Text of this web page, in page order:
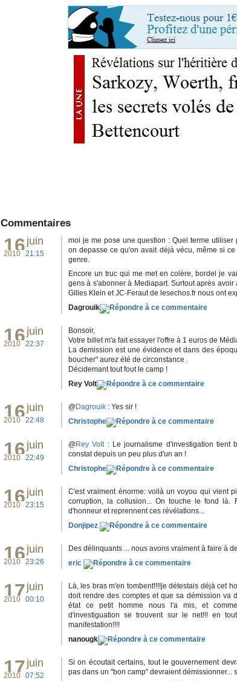
Commentaires
16 juin
2010 21:15
moi je me pose une question : Quel terme
on depasse ce qu'on avait déjà vécu, même si
genre.
Encore un truc qui me met en colère, bordel je
gens à s'abonner à Mediapart. Surtout après
Gilles Klein et JC-Feraut de lesechos.fr nous ont
Dagrouik
16 juin
2010 22:37
Bonsoir,
Votre billet m'a fait essayer l'offre à 1 euros de
La demission est une évidence et dans des
boucher" aurez été de circonstance .
Décidemant tout fout le camp !
Rey Volt
16 juin
2010 22:48
@Dagrouik : Yes sir !
Christophe
16 juin
2010 22:49
@Rey Volt: Le journalisme d'investigation tient
constat depuis un peu plus d'un an !
Christophe
16 juin
2010 23:15
C'est vraiment énorme: voilà un voyou qui vient
corruption, la collusion... On touche le fond
d'honneur et reprennent ces révélations...
Donjipez
16 juin
2010 23:26
Des délinquants ... nous avons vraiment à faire à
eric
17 juin
2010 00:10
Là, les bras m'en tombent!!!!je détestais déjà cet
doit rendre des comptes et que sa démission va
état ce petit homme nous l'a mis, et
d'investiguation se trouvent sur le net!!! en
manifestation!!!!
nanougk
17 juin
2010 07:52
Si on écoutait certains, tout le gouvernement
pas dans un "bon camp" devraient